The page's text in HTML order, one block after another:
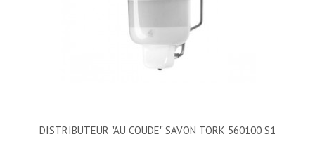
DISTRIBUTEUR "AU COUDE" SAVON TORK 560100 S1